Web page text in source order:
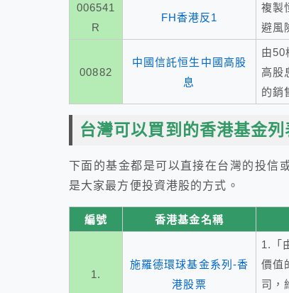
006541
R
FH香港反1
複製
避風
00882
中國信託恒生中國高股
息
由50
高股
的銷
台灣可以買到的香港基金列
下面的基金都是可以直接在台灣的投信
是大家最方便投資港股的方式。
編號 香港基金名稱
1.
施羅德環球基金系列-香
港股票
1.「
價值
司，